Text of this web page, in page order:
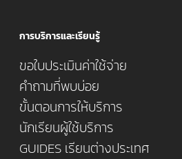
การบริการและเรียนรู้
ขอใบประเมินค่าใช้จ่าย
คำถามที่พบบ่อย
ขั้นตอนการให้บริการ
นักเรียนผู้ใช้บริการ
GUIDES เรียนต่างประเทศ